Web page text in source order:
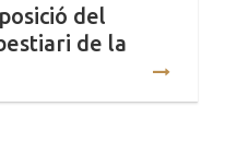
del
de la